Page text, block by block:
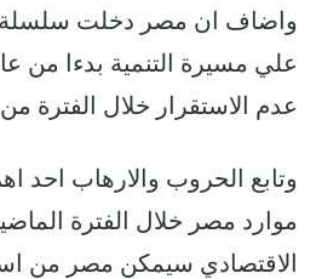
واضاف ان مصر دخلت
عدم الاستقرار خلال الفترة من 2011 حتي 2013 .
وتابع الحروب والارهاب احد
موارد مصر خلال الفترة
الاقتصادي سيمكن مصر من